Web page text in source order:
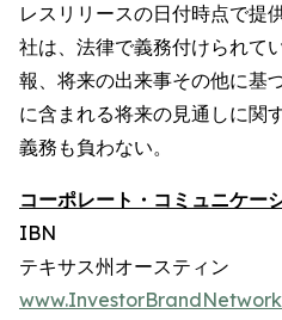
レスリリースの日付時点で提
社は、法律で義務付けられて
報、将来の出来事その他に基
に含まれる将来の見通しに関
義務も負わない。
コーポレート・コミュニケー
IBN
テキサス州オースティン